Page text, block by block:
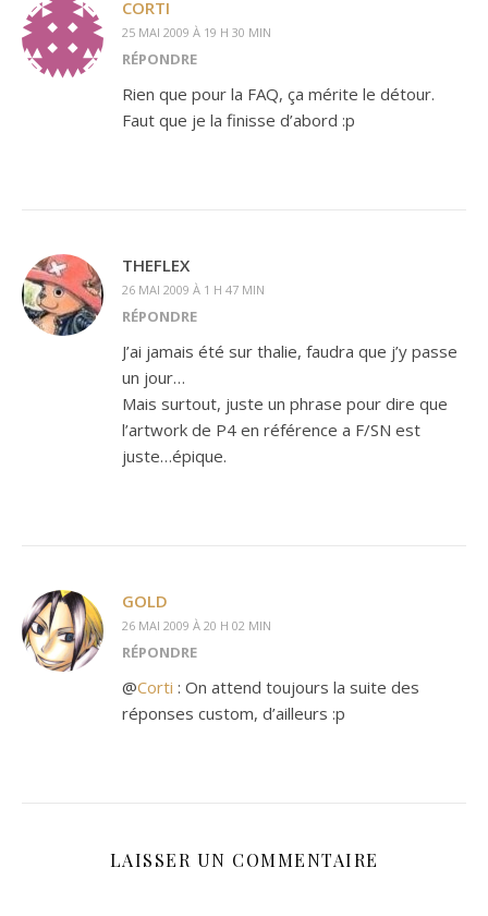
CORTI
25 MAI 2009 À 19 H 30 MIN
RÉPONDRE
Rien que pour la FAQ, ça mérite le détour.
Faut que je la finisse d’abord :p
THEFLEX
26 MAI 2009 À 1 H 47 MIN
RÉPONDRE
J’ai jamais été sur thalie, faudra que j’y passe
un jour…
Mais surtout, juste un phrase pour dire que
l’artwork de P4 en référence a F/SN est
juste…épique.
GOLD
26 MAI 2009 À 20 H 02 MIN
RÉPONDRE
@Corti : On attend toujours la suite des
réponses custom, d’ailleurs :p
LAISSER UN COMMENTAIRE